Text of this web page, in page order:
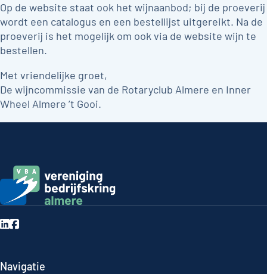
Op de website staat ook het wijnaanbod; bij de proeverij
wordt een catalogus en een bestellijst uitgereikt. Na de
proeverij is het mogelijk om ook via de website wijn te
bestellen.
Met vriendelijke groet,
De wijncommissie van de Rotaryclub Almere en Inner
Wheel Almere ’t Gooi.
Navigatie